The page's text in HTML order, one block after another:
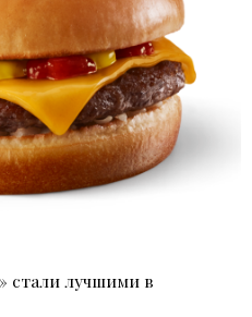
стали лучшими в